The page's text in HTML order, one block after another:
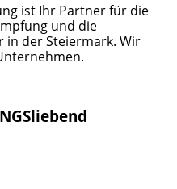
ist Ihr Partner für die
und die
in der Steiermark. Wir